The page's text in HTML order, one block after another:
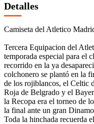
Detalles
Camiseta del Atletico
Tercera Equipacion del
temporada especial para el
recorrido en la ya
colchonero se plantó en la
de los rojiblancos, el Celtic
Roja de Belgrado y el
la Recopa era el torneo de
la final ante un gran
Toda la hinchada recuerda